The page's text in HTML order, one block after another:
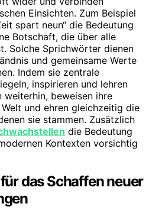
Einsichten. Zum Beispiel
spart neun“ die Bedeutung
Botschaft, die über alle
Solche Sprichwörter dienen
und gemeinsame Werte
Indem sie zentrale
inspirieren und lehren
weiterhin, beweisen ihre
und ehren gleichzeitig die
sie stammen. Zusätzlich
die Bedeutung
Kontexten vorsichtig
das Schaffen neuer